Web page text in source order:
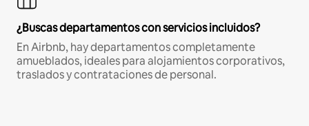
¿Buscas departamentos con servicios incluidos?
En Airbnb, hay departamentos completamente
amueblados, ideales para alojamientos corporativos,
traslados y contrataciones de personal.